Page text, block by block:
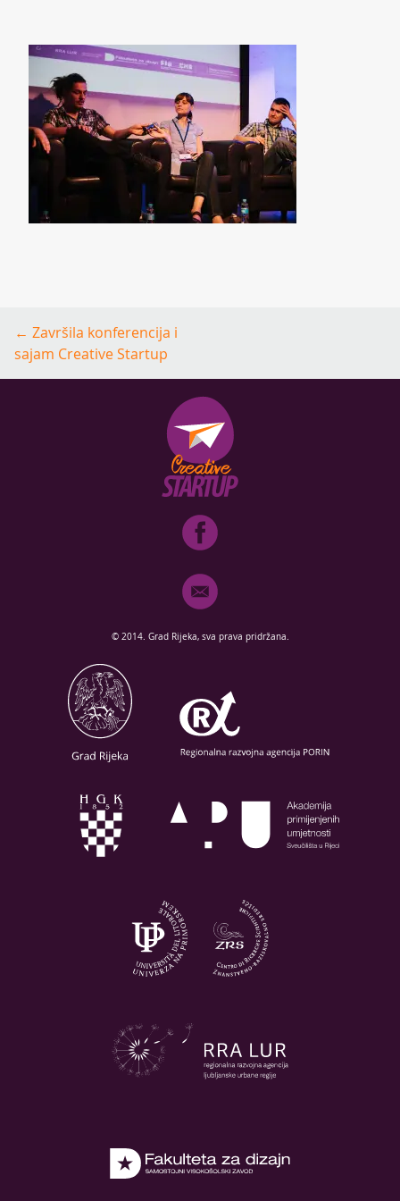
Post
navigation
← Završila konferencija i
sajam Creative Startup
© 2014. Grad Rijeka, sva prava pridržana.